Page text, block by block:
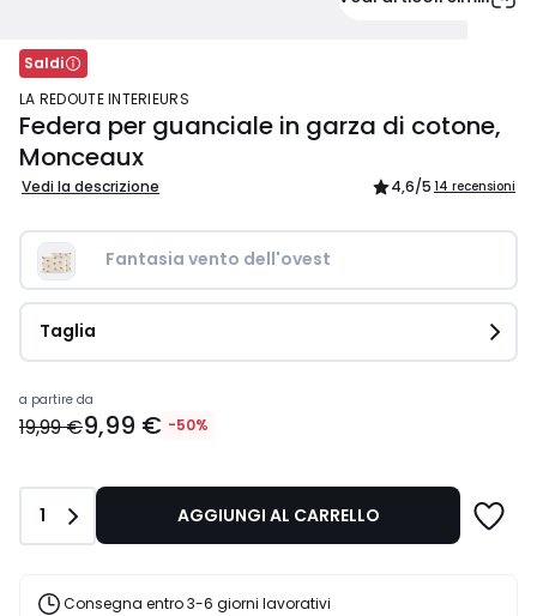
Saldi
LA REDOUTE INTERIEURS
Federa per guanciale in garza di cotone,
Monceaux
Vedi la descrizione 4,6/5 14 recensioni
Fantasia vento dell'ovest
Taglia
Prezzo
a
Invece
19,99
a partire da
19,99 €9,99 € -50%
Quantità
1 AGGIUNGI AL CARRELLO
Consegna entro 3-6 giorni lavorativi